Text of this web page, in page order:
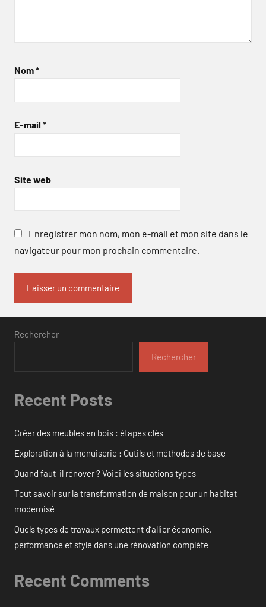
Nom*
E-mail *
Site web
Enregistrer mon nom, mon e-mail et mon site dans le
navigateur pour mon prochain commentaire.
Rechercher
Rechercher
Recent Posts
Créer des meubles en bois : étapes clés
Exploration à la menuiserie : Outils et méthodes de base
Quand faut-il rénover ? Voici les situations types
Tout savoir sur la transformation de maison pour un habitat
modernisé
Quels types de travaux permettent d’allier économie,
performance et style dans une rénovation complète
Recent Comments